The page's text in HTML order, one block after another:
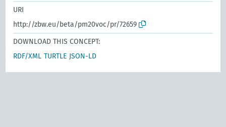
URI
http://zbw.eu/beta/pm20voc/pr/72659
DOWNLOAD THIS CONCEPT:
RDF/XML TURTLE JSON-LD